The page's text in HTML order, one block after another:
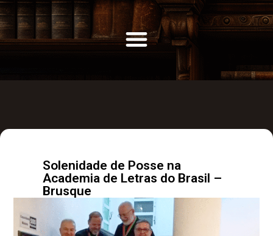
Solenidade de Posse na
Academia de Letras do Brasil –
Brusque